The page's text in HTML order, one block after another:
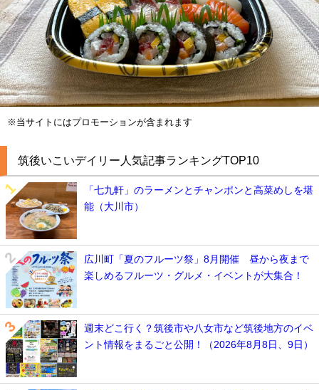
※当サイトにはプロモーションが含まれます
筑後いこいデイリー人気記事ランキングTOP10
「七九軒」のラーメンとチャンポンと高菜めしを堪
能（大川市）
広川町「夏のフルーツ祭」8月開催 昼から夜まで
楽しめるフルーツ・グルメ・イベントが大集合！
週末どこ行く？筑後市や八女市など筑後地方のイベ
ント情報をまるごと公開！（2026年8月8日、9日）